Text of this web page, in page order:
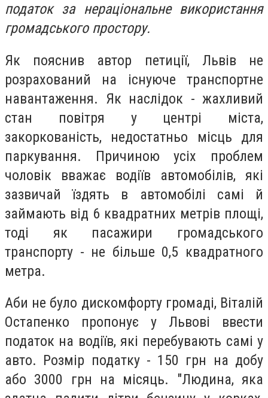
податок за нераціональне використання
громадського простору.
Як пояснив автор петиції, Львів не
розрахований на існуюче транспортне
навантаження. Як наслідок - жахливий
стан повітря у центрі міста,
закоркованість, недостатньо місць для
паркування. Причиною усіх проблем
чоловік вважає водіїв автомобілів, які
зазвичай їздять в автомобілі самі й
займають від 6 квадратних метрів площі,
тоді як пасажири громадського
транспорту - не більше 0,5 квадратного
метра.
Аби не було дискомфорту громаді, Віталій
Остапенко пропонує у Львові ввести
податок на водіїв, які перебувають самі у
авто. Розмір податку - 150 грн на добу
або 3000 грн на місяць. "Людина, яка